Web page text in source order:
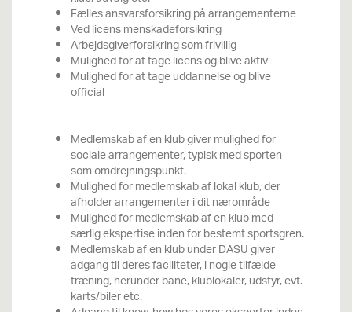
Fælles ansvarsforsikring på arrangementerne
Ved licens menskadeforsikring
Arbejdsgiverforsikring som frivillig
Mulighed for at tage licens og blive aktiv
Mulighed for at tage uddannelse og blive
official
Medlemskab af en klub giver mulighed for
sociale arrangementer, typisk med sporten
som omdrejningspunkt.
Mulighed for medlemskab af lokal klub, der
afholder arrangementer i dit nærområde
Mulighed for medlemskab af en klub med
særlig ekspertise inden for bestemt sportsgren.
Medlemskab af en klub under DASU giver
adgang til deres faciliteter, i nogle tilfælde
træning, herunder bane, klublokaler, udstyr, evt.
karts/biler etc.